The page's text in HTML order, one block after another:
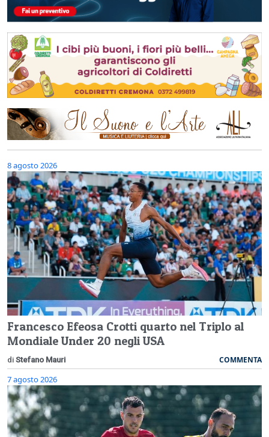
8 agosto 2026
Francesco Efeosa Crotti quarto nel Triplo al
Mondiale Under 20 negli USA
di Stefano Mauri COMMENTA
7 agosto 2026